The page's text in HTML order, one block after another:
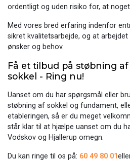
ordentligt og uden risiko for, at
Med vores bred erfaring indenfor
sikret kvalitetsarbejde, og at
ønsker og behov.
Få et tilbud på støbning
sokkel - Ring nu!
Uanset om du har spørgsmål eller
støbning af sokkel og fundament,
etableringen, så er du meget
står klar til at hjælpe uanset om du
Vodskov og Hjallerup omegn.
Du kan ringe til os på: 60 49 80 01